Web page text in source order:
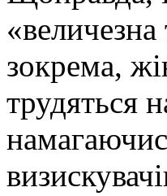
зокрема,
трудяться